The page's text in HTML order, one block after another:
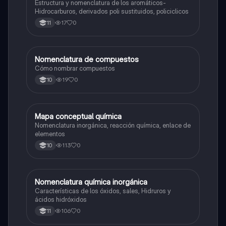
Estructura y nomenclatura de los aromáticos-
Hidrocarburos, derivados poli sustituidos, policiclicos
11 17 0
Química
Nomenclatura de compuestos
Cómo nombrar compuestos
10 19 0
Química
Mapa conceptual química
Nomenclatura inorgánica, reacción química, enlace de
elementos
10 113 0
Química
Nomenclatura química inorgánica
Características de los óxidos, sales, Hidruros y
ácidos hidróxidos
11 106 0